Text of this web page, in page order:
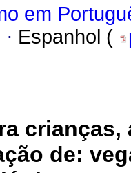
em
· Espanhol (
de: